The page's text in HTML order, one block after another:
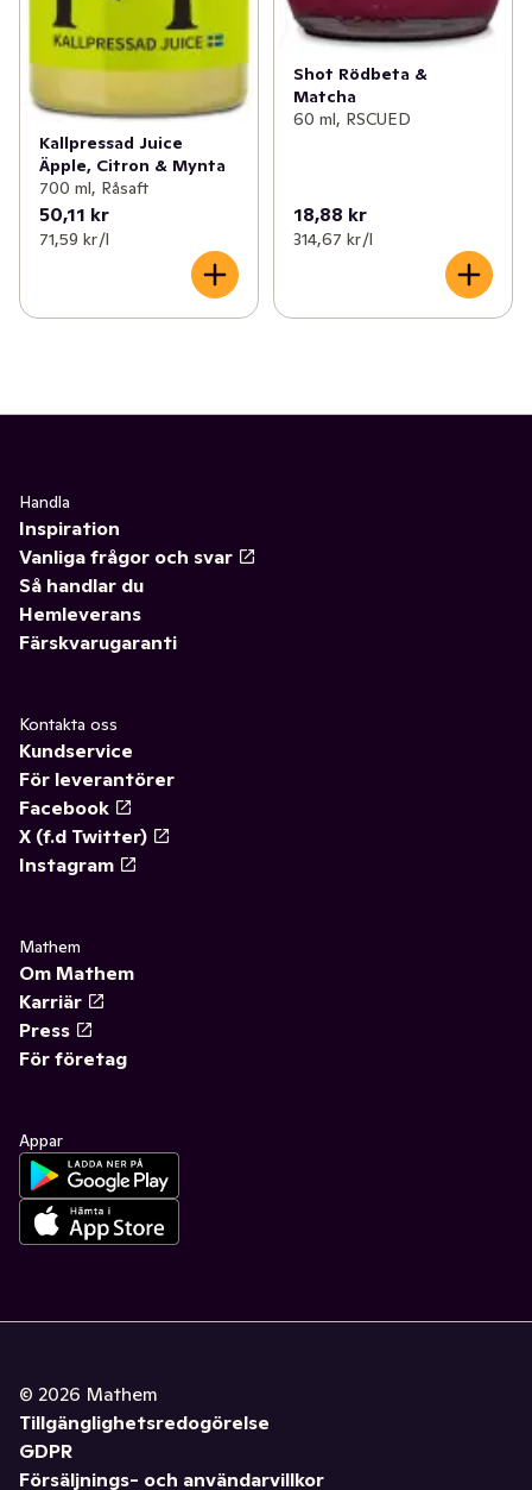
Kallpressad Juice
Äpple, Citron & Mynta
700 ml, Råsaft
50,11 kr
71,59 kr /l
Shot Rödbeta &
Matcha
60 ml, RSCUED
18,88 kr
314,67 kr /l
Handla
Inspiration
Vanliga frågor och svar
Så handlar du
Hemleverans
Färskvarugaranti
Kontakta oss
Kundservice
För leverantörer
Facebook
X (f.d Twitter)
Instagram
Mathem
Om Mathem
Karriär
Press
För företag
Appar
© 2026 Mathem
Tillgänglighetsredogörelse
GDPR
Försäljnings- och användarvillkor